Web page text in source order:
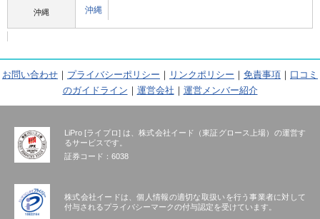
沖縄 沖縄
お問い合わせ ｜ プライバシーポリシー ｜ リンクポリシー ｜ 免責事項 ｜ 口コミ
のガイドライン ｜ 運営会社 ｜ 運営メンバー紹介
LiPro [ライプロ] は、株式会社イード（東証グロース上場）の運営す
るサービスです。
証券コード：6038
株式会社イードは、個人情報の適切な取扱いを行う事業者に対して
付与されるプライバシーマークの付与認定を受けています。